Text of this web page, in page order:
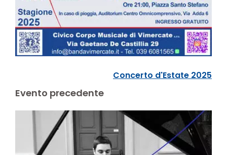
Concerto d'Estate 2025
Evento precedente